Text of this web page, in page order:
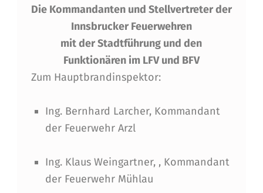
U
E
V
N
Die Kommandanten und Stellvertreter der
Innsbrucker Feuerwehren
mit der Stadtführung und den
Funktionären im LFV und BFV
Zum Hauptbrandinspektor:
Ing. Bernhard Larcher, Kommandant
der Feuerwehr Arzl
Ing. Klaus Weingartner, , Kommandant
der Feuerwehr Mühlau